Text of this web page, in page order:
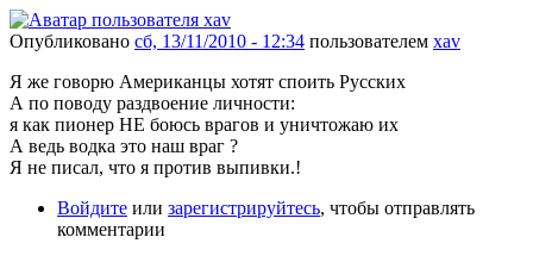
Опубликовано сб, 13/11/2010 - 12:34 пользователем xav
Я же говорю Американцы хотят споить Русских
А по поводу раздвоение личности:
я как пионер НЕ боюсь врагов и уничтожаю их
А ведь водка это наш враг ?
Я не писал, что я против выпивки.!
Войдите или зарегистрируйтесь, чтобы отправлять
комментарии